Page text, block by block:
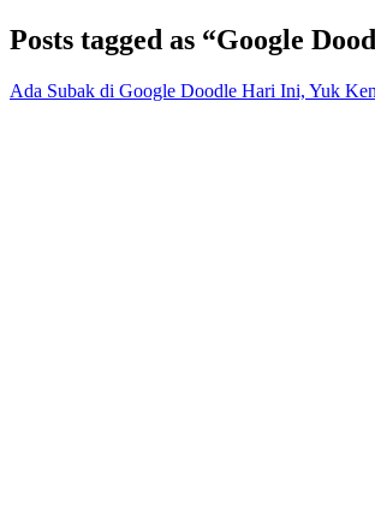
Posts tagged as “Google
Ada Subak di Google Doodle Hari Ini, Yuk